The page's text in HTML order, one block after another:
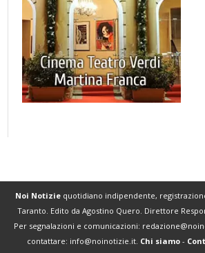
Noi Notiziequotidiano indipendente,
Taranto. Edito da Agostino Quero. Direttore
Per segnalazioni e comunicazioni:
contattare: info@noinotizie.it Chi siamo -